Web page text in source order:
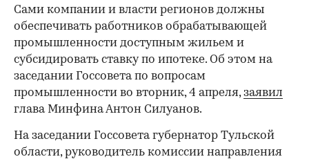
Сами компании и власти регионов должны
обеспечивать работников обрабатывающей
промышленности доступным жильем и
субсидировать ставку по ипотеке. Об этом на
заседании Госсовета по вопросам
промышленности во вторник, 4 апреля,заявил
глава Минфина Антон Силуанов.
На заседании Госсовета губернатор Тульской
области, руководитель комиссии направления